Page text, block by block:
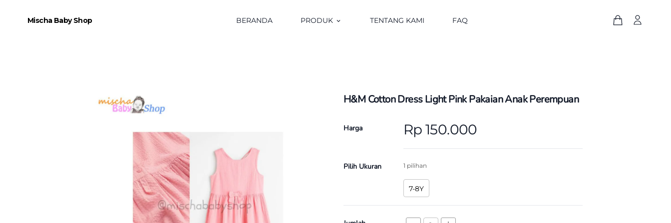
Mischa Baby Shop BERANDA PRODUK keyboard_arrow_down TENTANG KAMI FAQ
H&M Cotton Dress Light Pink Pakaian Anak Perempuan
Harga Rp 150.000
Pilih Ukuran 1 pilihan
7-8Y